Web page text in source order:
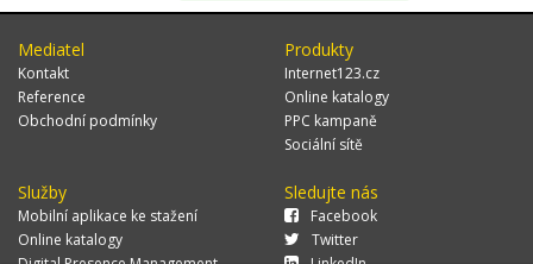
Mediatel
Kontakt
Reference
Obchodní podmínky
Produkty
Internet123.cz
Online katalogy
PPC kampaně
Sociální sítě
Služby
Mobilní aplikace ke stažení
Online katalogy
Sledujte nás
Facebook
Twitter